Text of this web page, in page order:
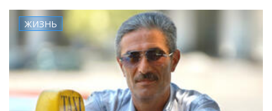
ЖИЗНЬ